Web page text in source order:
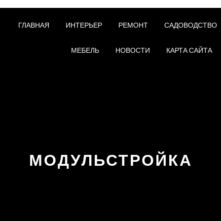
ГЛАВНАЯ ИНТЕРЬЕР РЕМОНТ САДОВОДСТВО
МЕБЕЛЬ НОВОСТИ КАРТА САЙТА
МОДУЛЬСТРОЙКА